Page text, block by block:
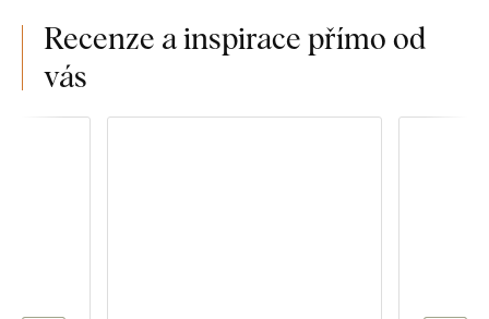
Recenze a inspirace přímo od
vás